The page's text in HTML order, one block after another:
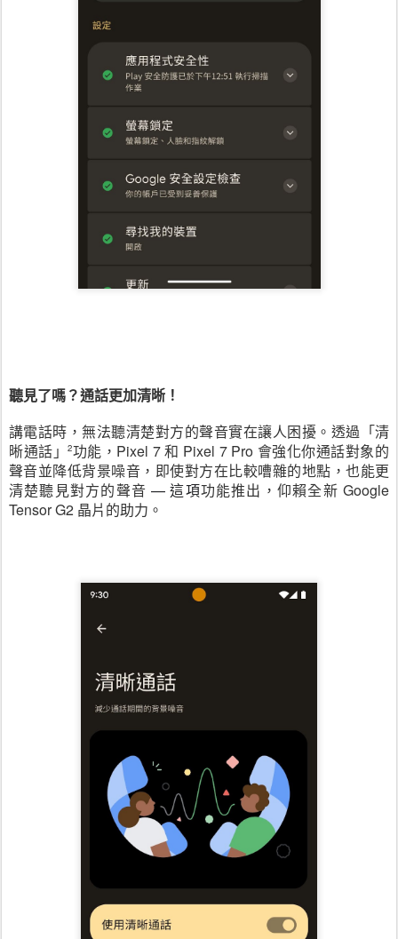
聽見了嗎？通話更加清晰！
講電話時，無法聽清楚對方的聲音實在讓人困擾。透過「清
晰通話」2功能，Pixel 7 和 Pixel 7 Pro 會強化你通話對象的
聲音並降低背景噪音，即使對方在比較嘈雜的地點，也能更
清楚聽見對方的聲音 — 這項功能推出，仰賴全新 Google
Tensor G2 晶片的助力。